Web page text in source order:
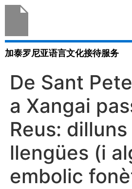
加泰罗尼亚语言文化接待服务
De Sant
a Xangai
Reus:
llengües (i
embolic